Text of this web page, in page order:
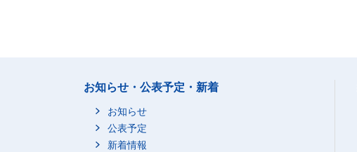
お知らせ・公表予定・新着
お知らせ
公表予定
新着情報